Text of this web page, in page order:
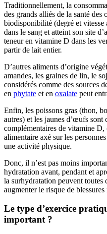
Traditionnellement, la
des grands alliés de la santé des
biodisponibilité (degré et vitesse
dans le sang et atteint son site
teneur en vitamine D dans les
partir de lait entier.
D’autres aliments d’origine
amandes, les graines de lin, le
considérés comme des sources
en phytate et en oxalate peut
Enfin, les poissons gras (thon,
autres) et les jaunes d’œufs sont
complémentaires de vitamine D,
alimentaire axé sur les
une activité physique.
Donc, il n’est pas moins
hydratation avant, pendant et
la surhydratation peuvent toutes
augmenter le risque de blessures
Le type d’exercice
important ?